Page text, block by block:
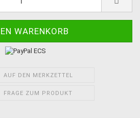
AUF DEN MERKZETTEL
FRAGE ZUM PRODUKT